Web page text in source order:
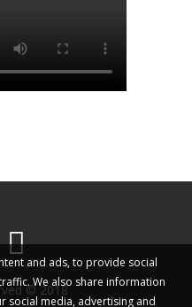
© 2018
and ads, to provide social
We also share information
social media, advertising and